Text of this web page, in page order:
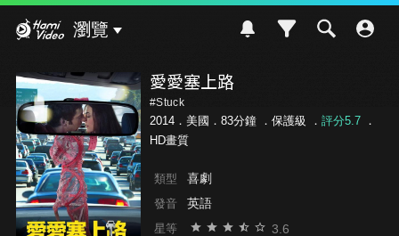
瀏覽
愛愛塞上路
#Stuck
2014．美國．83分鐘 ． 保護級 ． 評分5.7．
HD畫質
類型 喜劇
發音 英語
星等 3.6